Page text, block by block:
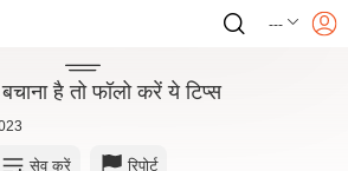
---
है तो फॉलो करें ये टिप्स
सेव करें रिपोर्ट